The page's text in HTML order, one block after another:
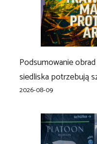
Podsumowanie
siedliska potrzebują
2026-08-09